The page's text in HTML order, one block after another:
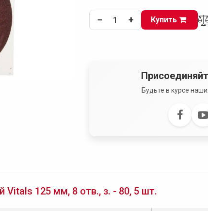
− + Купить
Будьте в курсе
125 мм, 8 отв., з. - 80, 5 шт.